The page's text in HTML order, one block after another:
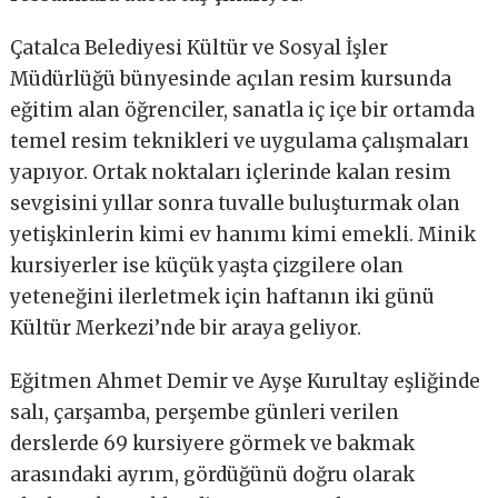
Çatalca Belediyesi Kültür ve Sosyal İşler
Müdürlüğü bünyesinde açılan resim kursunda
eğitim alan öğrenciler, sanatla iç içe bir ortamda
temel resim teknikleri ve uygulama çalışmaları
yapıyor. Ortak noktaları içlerinde kalan resim
sevgisini yıllar sonra tuvalle buluşturmak olan
yetişkinlerin kimi ev hanımı kimi emekli. Minik
kursiyerler ise küçük yaşta çizgilere olan
yeteneğini ilerletmek için haftanın iki günü
Kültür Merkezi’nde bir araya geliyor.
Eğitmen Ahmet Demir ve Ayşe Kurultay eşliğinde
salı, çarşamba, perşembe günleri verilen
derslerde 69 kursiyere görmek ve bakmak
arasındaki ayrım, gördüğünü doğru olarak